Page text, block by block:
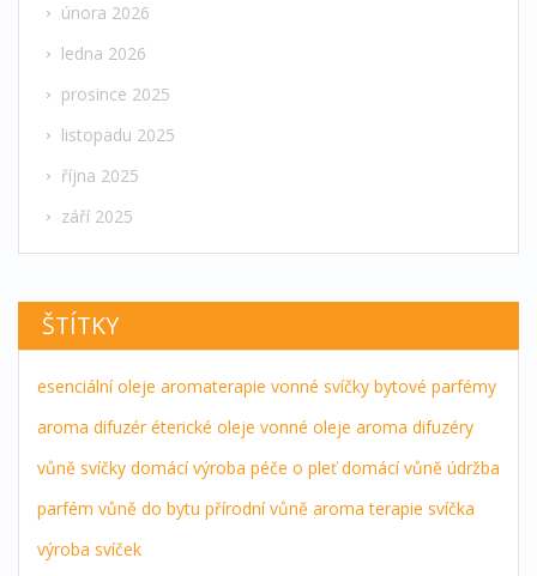
února 2026
ledna 2026
prosince 2025
listopadu 2025
října 2025
září 2025
ŠTÍTKY
esenciální oleje aromaterapie vonné svíčky bytové parfémy
aroma difuzér éterické oleje vonné oleje aroma difuzéry
vůně svíčky domácí výroba péče o pleť domácí vůně údržba
parfém vůně do bytu přírodní vůně aroma terapie svíčka
výroba svíček